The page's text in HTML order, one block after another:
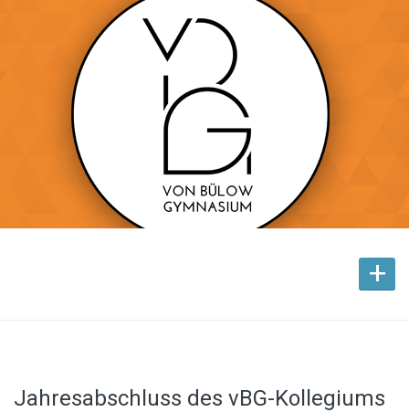
+
Jahresabschluss des vBG-Kollegiums